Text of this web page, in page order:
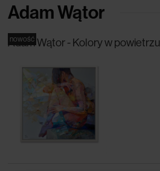
Adam Wątor
Adam Wątor - Kolory w powietrzu
nowość